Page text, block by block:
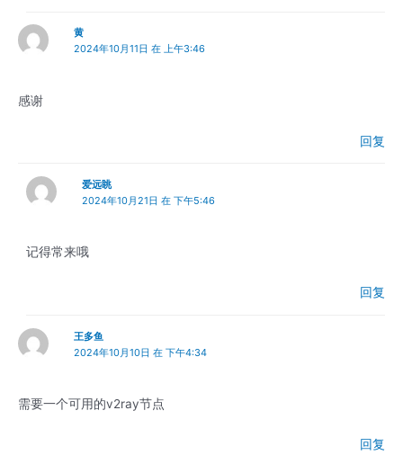
黄
2024年10月11日 在 上午3:46
感谢
回复
爱远眺
2024年10月21日 在 下午5:46
记得常来哦
回复
王多鱼
2024年10月10日 在 下午4:34
需要一个可用的v2ray节点
回复